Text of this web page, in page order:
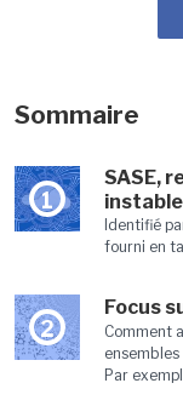
Sommaire
1
SASE,
instable
Identifié
fourni en
2
Focus
Comment
Par